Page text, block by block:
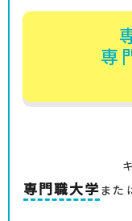
専
専門職大学 また